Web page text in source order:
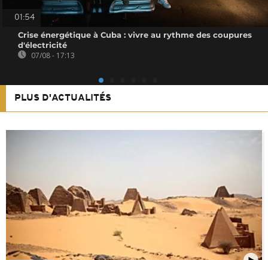
01:54
Crise énergétique à Cuba : vivre au rythme des coupures
d'électricité
07/08 - 17:13
PLUS D'ACTUALITÉS